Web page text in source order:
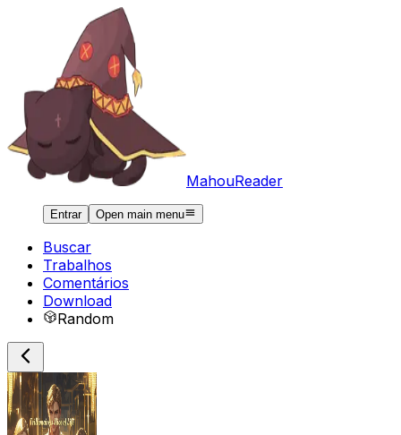
MahouReader
Entrar Open main menu
Buscar
Trabalhos
Comentários
Download
Random